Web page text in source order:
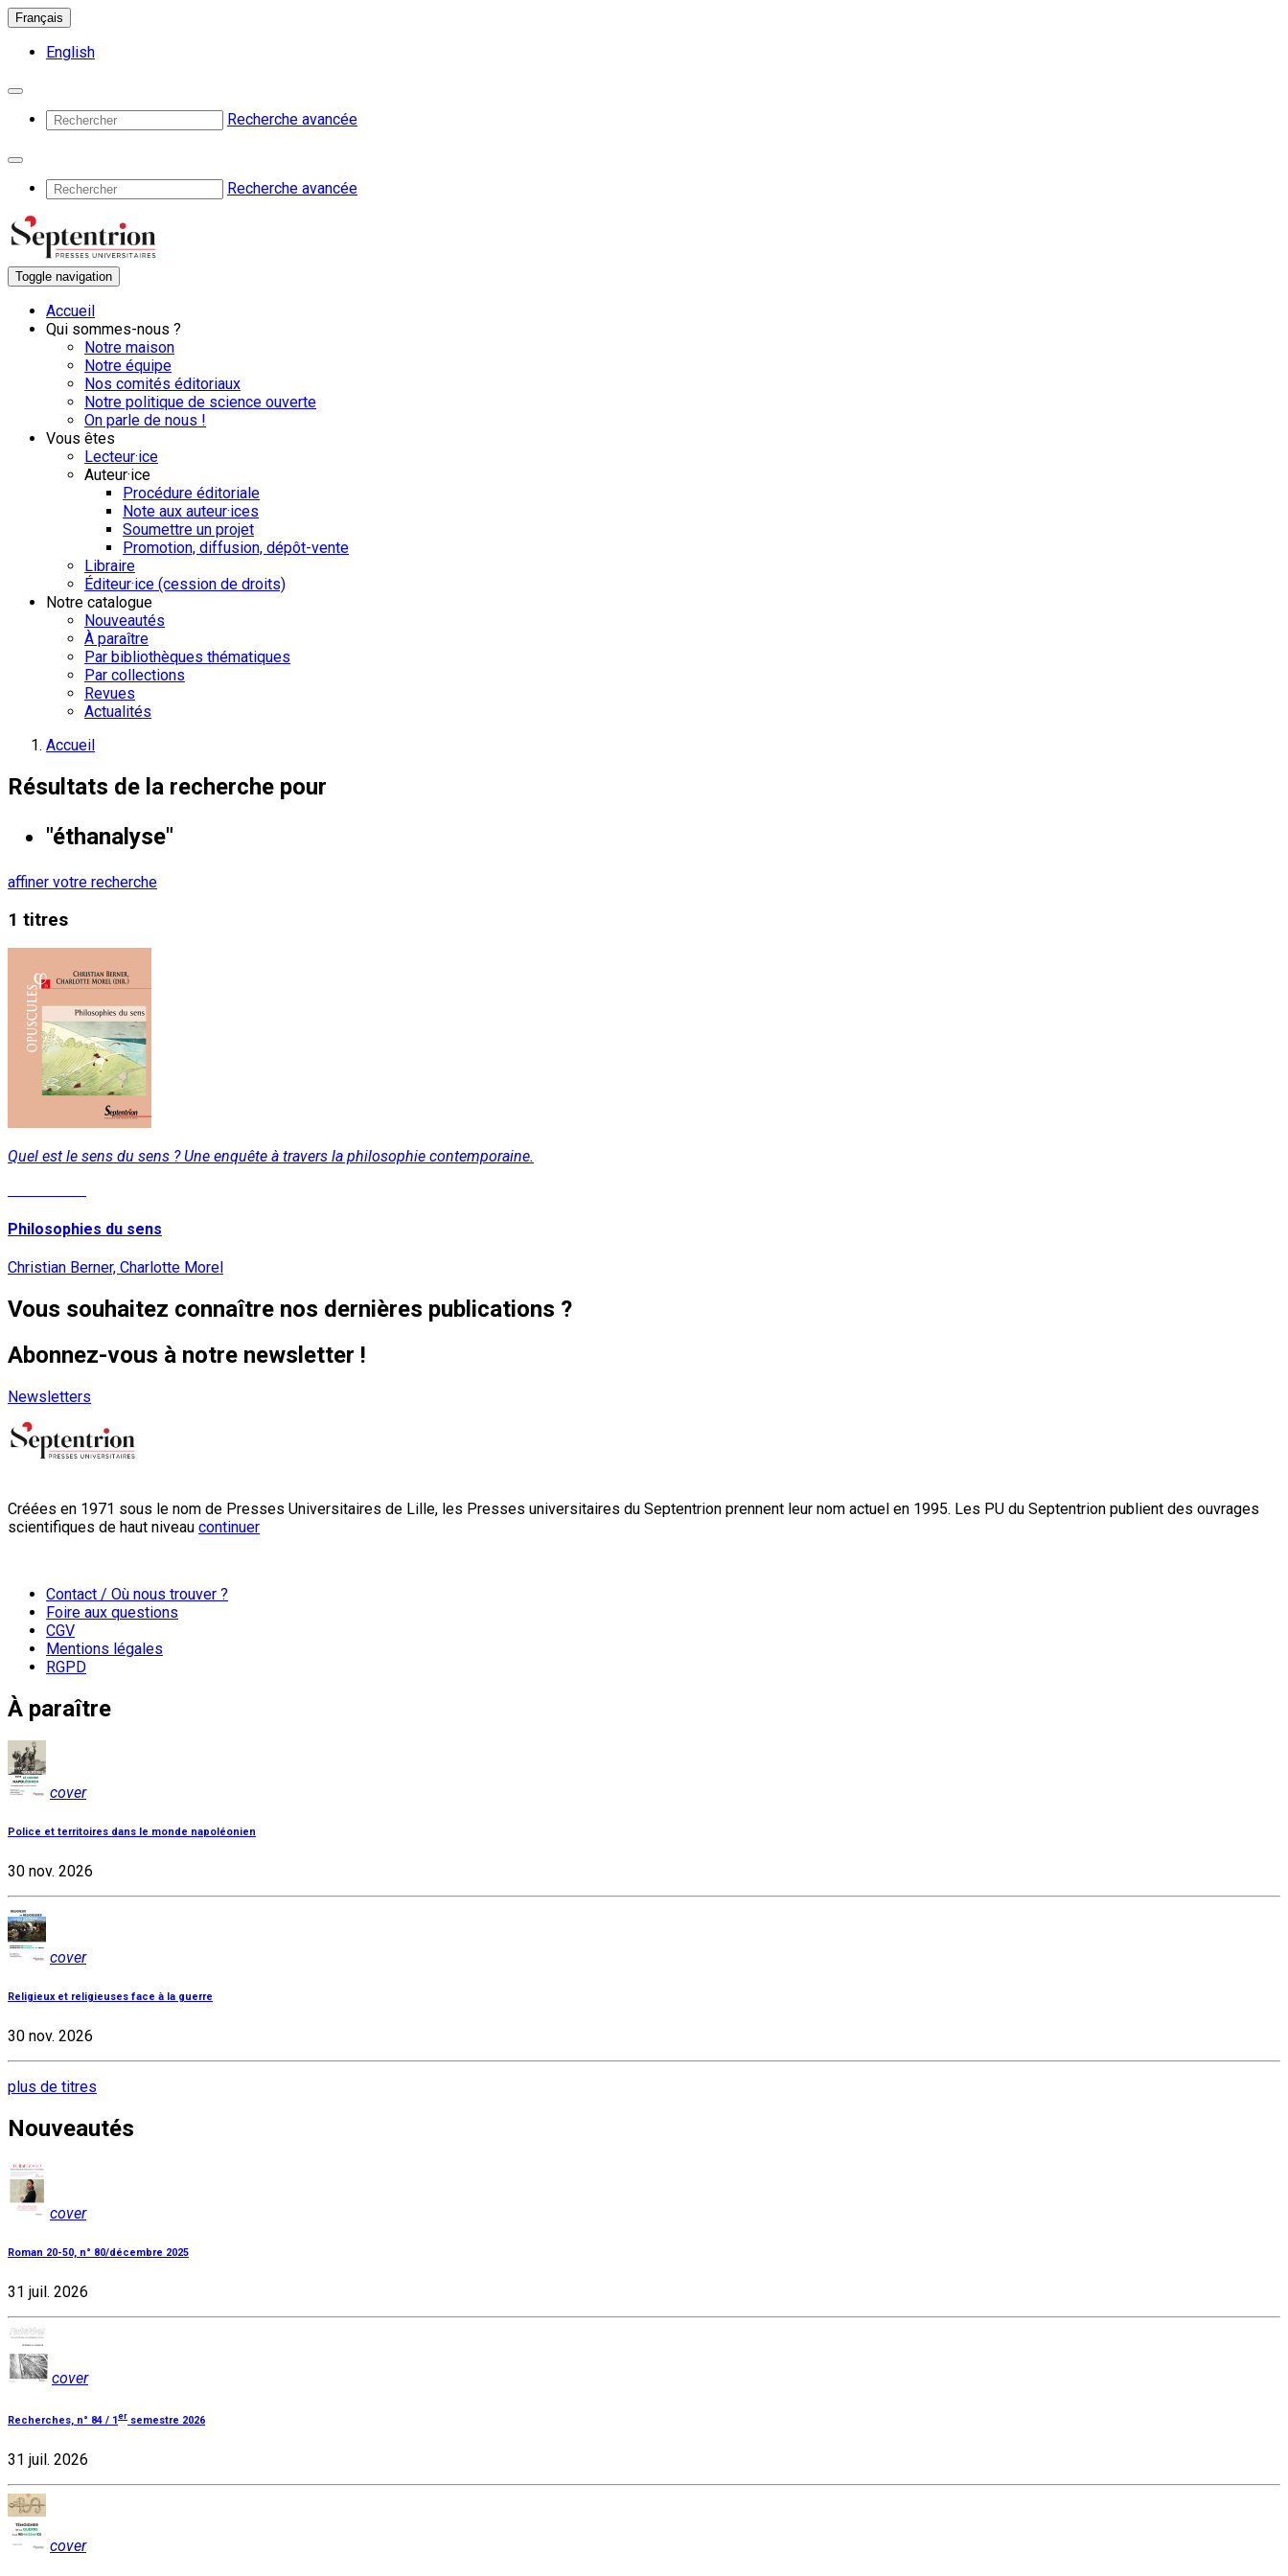
Français
English
Recherche avancée
Recherche avancée
Toggle navigation
Accueil
Qui sommes-nous ?
Notre maison
Notre équipe
Nos comités éditoriaux
Notre politique de science ouverte
On parle de nous !
Vous êtes
Lecteur·ice
Auteur·ice
Procédure éditoriale
Note aux auteur·ices
Soumettre un projet
Promotion, diffusion, dépôt-vente
Libraire
Éditeur·ice (cession de droits)
Notre catalogue
Nouveautés
À paraître
Par bibliothèques thématiques
Par collections
Revues
Actualités
Accueil
Résultats de la recherche pour
"éthanalyse"
affiner votre recherche
1 titres
Quel est le sens du sens ? Une enquête à travers la philosophie contemporaine.
Philosophies du sens
Christian Berner, Charlotte Morel
Vous souhaitez connaître nos dernières publications ?
Abonnez-vous à notre newsletter !
Newsletters
Créées en 1971 sous le nom de Presses Universitaires de Lille, les Presses universitaires du Septentrion prennent leur nom actuel en 1995. Les PU du Septentrion publient des ouvrages
scientifiques de haut niveau continuer
Contact / Où nous trouver ?
Foire aux questions
CGV
Mentions légales
RGPD
À paraître
cover
Police et territoires dans le monde napoléonien
30 nov. 2026
cover
Religieux et religieuses face à la guerre
30 nov. 2026
plus de titres
Nouveautés
cover
Roman 20-50, n° 80/décembre 2025
31 juil. 2026
cover
Recherches, n° 84 / 1er semestre 2026
31 juil. 2026
cover